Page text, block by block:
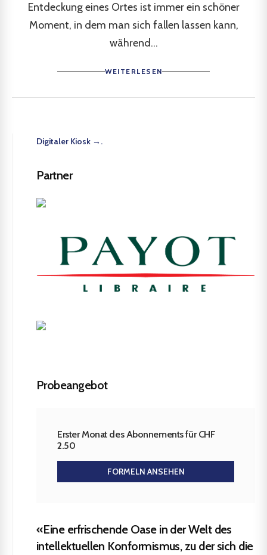
Entdeckung eines Ortes ist immer ein schöner
Moment, in dem man sich fallen lassen kann,
während...
WEITERLESEN
Digitaler Kiosk →.
Partner
Probeangebot
Erster Monat des Abonnements für CHF
2.50
FORMELN ANSEHEN
«Eine erfrischende Oase in der Welt des
intellektuellen Konformismus, zu der sich die